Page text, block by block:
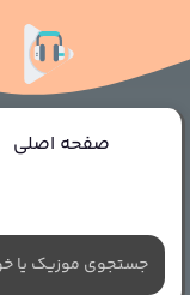
صفحه اصلی